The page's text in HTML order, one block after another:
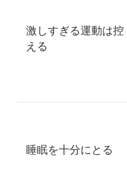
激しすぎる運動は控
える
睡眠を十分にとる